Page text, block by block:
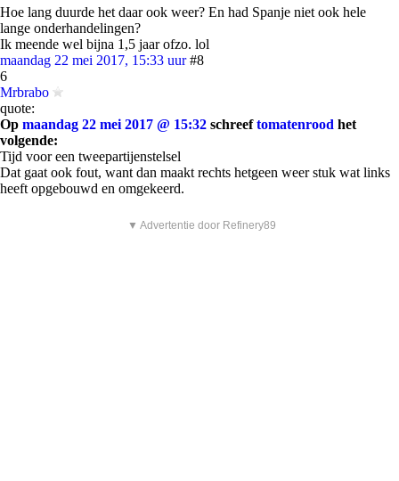
Hoe lang duurde het daar ook weer? En had Spanje niet ook hele
lange onderhandelingen?
Ik meende wel bijna 1,5 jaar ofzo. lol
maandag 22 mei 2017, 15:33 uur #8
6
Mrbrabo
quote:
Op maandag 22 mei 2017 @ 15:32 schreeftomatenrood het
volgende:
Tijd voor een tweepartijenstelsel
Dat gaat ook fout, want dan maakt rechts hetgeen weer stuk wat links
heeft opgebouwd en omgekeerd.
▼ Advertentie door Refinery89